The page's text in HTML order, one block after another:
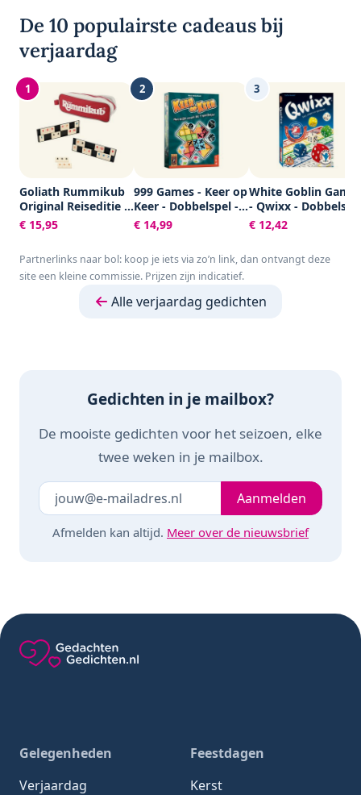
De 10 populairste cadeaus bij
verjaardag
1
Goliath Rummikub
Original Reiseditie -
Bordspel - Inclusief
Tasje
€ 15,95
2
999 Games - Keer op
Keer - Dobbelspel -
Hét dobbelspel voor
het hele gezin -
Familiespel -
Educatief spel -
€ 14,99
3
White Goblin
- Qwixx -
- 2 tot 5 spelers -
Voor de hele familie
Klein cadeautje
€ 12,42
Partnerlinks naar bol: koop je iets via zo’n link, dan ontvangt deze
site een kleine commissie. Prijzen zijn indicatief.
Alle verjaardag gedichten
Gedichten in je mailbox?
De mooiste gedichten voor het seizoen, elke
twee weken in je mailbox.
Laat dit veld leeg Je e-mailadresAanmelden
Afmelden kan altijd. Meer over de nieuwsbrief
Gelegenheden
Verjaardag
Feestdagen
Kerst